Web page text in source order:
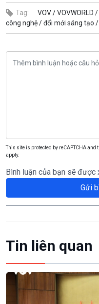
Tag: VOV /VOVWORLD /
công nghệ /đổi mới sáng tạo /
This site is protected by reCAPTCHA and
apply.
Bình luận của bạn sẽ
Gửi
Tin liên quan